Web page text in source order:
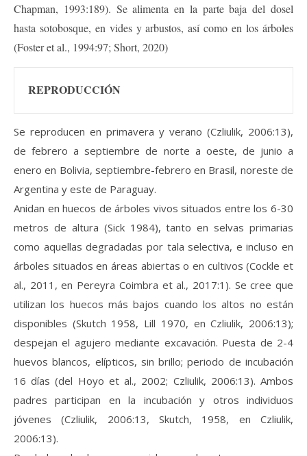
Chapman, 1993:189). Se alimenta en la parte baja del dosel
hasta sotobosque, en vides y arbustos, así como en los árboles
(Foster et al., 1994:97; Short, 2020)
REPRODUCCIÓN
Se reproducen en primavera y verano (Czliulik, 2006:13),
de febrero a septiembre de norte a oeste, de junio a
enero en Bolivia, septiembre-febrero en Brasil, noreste de
Argentina y este de Paraguay.
Anidan en huecos de árboles vivos situados entre los 6-30
metros de altura (Sick 1984), tanto en selvas primarias
como aquellas degradadas por tala selectiva, e incluso en
árboles situados en áreas abiertas o en cultivos (Cockle et
al., 2011, en Pereyra Coimbra et al., 2017:1). Se cree que
utilizan los huecos más bajos cuando los altos no están
disponibles (Skutch 1958, Lill 1970, en Czliulik, 2006:13);
despejan el agujero mediante excavación. Puesta de 2-4
huevos blancos, elípticos, sin brillo; periodo de incubación
16 días (del Hoyo et al., 2002; Czliulik, 2006:13). Ambos
padres participan en la incubación y otros individuos
jóvenes (Czliulik, 2006:13, Skutch, 1958, en Czliulik,
2006:13).